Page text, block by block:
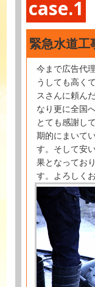
case.1
緊急水道工
今まで広告代
うしても高く
スさんに頼ん
なり更に全国
とても感謝し
期的にまいて
す。そして安
果となってお
す。よろしく